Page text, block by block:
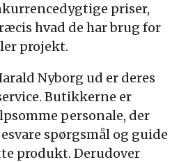
priser,
hvad de har brug for
projekt.
Nyborg ud er deres
Butikkerne er
personale, der
spørgsmål og guide
produkt. Derudover